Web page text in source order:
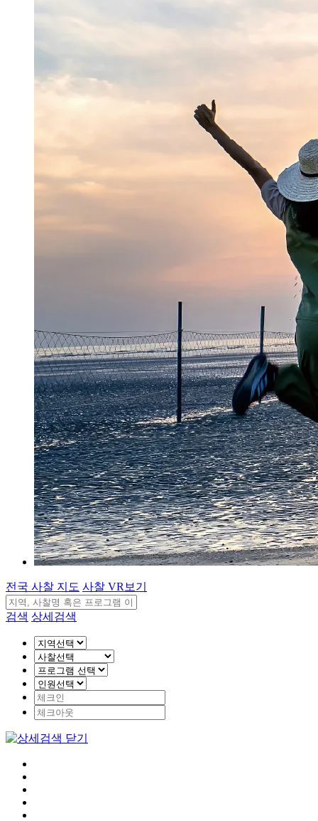
전국 사찰 지도 사찰 VR보기
검색 상세검색